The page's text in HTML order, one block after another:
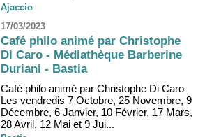
Ajaccio
17/03/2023
Café philo animé par Christophe
Di Caro - Médiathèque Barberine
Duriani - Bastia
Café philo animé par Christophe Di Caro
Les vendredis 7 Octobre, 25 Novembre, 9
Décembre, 6 Janvier, 10 Février, 17 Mars,
28 Avril, 12 Mai et 9 Jui...